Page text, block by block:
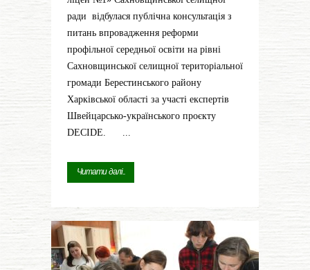
ради відбулася публічна консультація з
питань впровадження реформи
профільної середньої освіти на рівні
Сахновщинської селищної територіальної
громади Берестинського району
Харківської області за участі експертів
Швейцарсько-українського проєкту
DECIDE. ...
Читати далі...